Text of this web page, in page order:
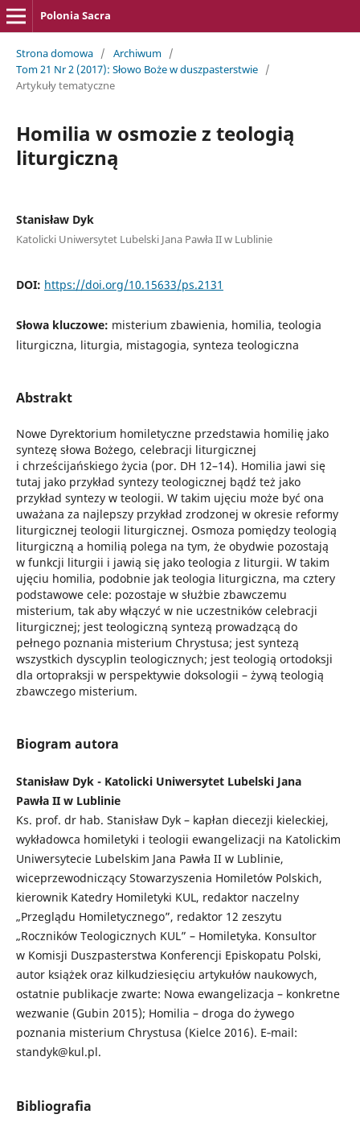
Polonia Sacra
Strona domowa / Archiwum /
Tom 21 Nr 2 (2017): Słowo Boże w duszpasterstwie /
Artykuły tematyczne
Homilia w osmozie z teologią
liturgiczną
Stanisław Dyk
Katolicki Uniwersytet Lubelski Jana Pawła II w Lublinie
DOI: https://doi.org/10.15633/ps.2131
Słowa kluczowe: misterium zbawienia, homilia, teologia
liturgiczna, liturgia, mistagogia, synteza teologiczna
Abstrakt
Nowe Dyrektorium homiletyczne przedstawia homilię jako
syntezę słowa Bożego, celebracji liturgicznej
i chrześcijańskiego życia (por. DH 12–14). Homilia jawi się
tutaj jako przykład syntezy teologicznej bądź też jako
przykład syntezy w teologii. W takim ujęciu może być ona
uważana za najlepszy przykład zrodzonej w okresie reformy
liturgicznej teologii liturgicznej. Osmoza pomiędzy teologią
liturgiczną a homilią polega na tym, że obydwie pozostają
w funkcji liturgii i jawią się jako teologia z liturgii. W takim
ujęciu homilia, podobnie jak teologia liturgiczna, ma cztery
podstawowe cele: pozostaje w służbie zbawczemu
misterium, tak aby włączyć w nie uczestników celebracji
liturgicznej; jest teologiczną syntezą prowadzącą do
pełnego poznania misterium Chrystusa; jest syntezą
wszystkich dyscyplin teologicznych; jest teologią ortodoksji
dla ortopraksji w perspektywie doksologii – żywą teologią
zbawczego misterium.
Biogram autora
Stanisław Dyk - Katolicki Uniwersytet Lubelski Jana
Pawła II w Lublinie
Ks. prof. dr hab. Stanisław Dyk – kapłan diecezji kieleckiej,
wykładowca homiletyki i teologii ewangelizacji na Katolickim
Uniwersytecie Lubelskim Jana Pawła II w Lublinie,
wiceprzewodniczący Stowarzyszenia Homiletów Polskich,
kierownik Katedry Homiletyki KUL, redaktor naczelny
„Przeglądu Homiletycznego”, redaktor 12 zeszytu
„Roczników Teologicznych KUL” – Homiletyka. Konsultor
w Komisji Duszpasterstwa Konferencji Episkopatu Polski,
autor książek oraz kilkudziesięciu artykułów naukowych,
ostatnie publikacje zwarte: Nowa ewangelizacja – konkretne
wezwanie (Gubin 2015); Homilia – droga do żywego
poznania misterium Chrystusa (Kielce 2016). E­‑mail:
standyk@kul.pl.
Bibliografia